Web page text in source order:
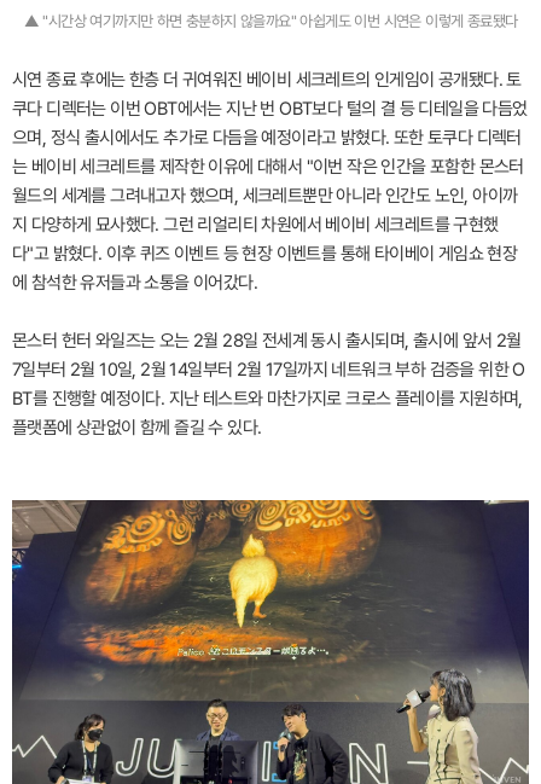
▲ "시간상 여기까지만 하면 충분하지 않을까요" 아쉽게도 이번 시연은 이렇게 종료됐다
시연 종료 후에는 한층 더 귀여워진 베이비 세크레트의 인게임이 공개됐다. 토
쿠다 디렉터는 이번 OBT에서는 지난 번 OBT보다 털의 결 등 디테일을 다듬었
으며, 정식 출시에서도 추가로 다듬을 예정이라고 밝혔다. 또한 토쿠다 디렉터
는 베이비 세크레트를 제작한 이유에 대해서 "이번 작은 인간을 포함한 몬스터
월드의 세계를 그려내고자 했으며, 세크레트뿐만 아니라 인간도 노인, 아이까
지 다양하게 묘사했다. 그런 리얼리티 차원에서 베이비 세크레트를 구현했
다"고 밝혔다. 이후 퀴즈 이벤트 등 현장 이벤트를 통해 타이베이 게임쇼 현장
에 참석한 유저들과 소통을 이어갔다.
몬스터 헌터 와일즈는 오는 2월 28일 전세계 동시 출시되며, 출시에 앞서 2월
7일부터 2월 10일, 2월 14일부터 2월 17일까지 네트워크 부하 검증을 위한 O
BT를 진행할 예정이다. 지난 테스트와 마찬가지로 크로스 플레이를 지원하며,
플랫폼에 상관없이 함께 즐길 수 있다.